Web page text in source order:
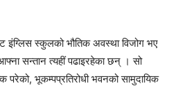
इंग्लिस स्कुलको भौतिक अवस्था विजोग भए
सन्तान त्यहीं पढाइरहेका छन् । सो
भूकम्पप्रतिरोधी भवनको सामुदायिक